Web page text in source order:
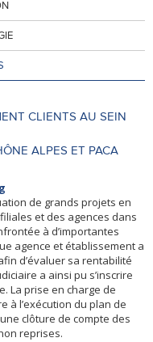
CLIENTS AU SEIN
ALPES ET PACA
de grands projets en
et des agences dans
à d’importantes
agence et établissement a
d’évaluer sa rentabilité
a ainsi pu s’inscrire
La prise en charge de
à l’exécution du plan de
clôture de compte des
reprises.